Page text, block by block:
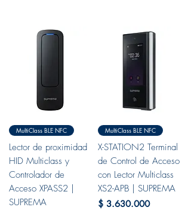
MultiClass BLE NFC
Lector de proximidad
HID Multiclass y
Controlador de
Acceso XPASS2 |
SUPREMA
MultiClass BLE NFC
X-STATION2 Terminal
de Control de Acceso
con Lector Multiclass
XS2-APB | SUPREMA
Precio
$ 3.630.000